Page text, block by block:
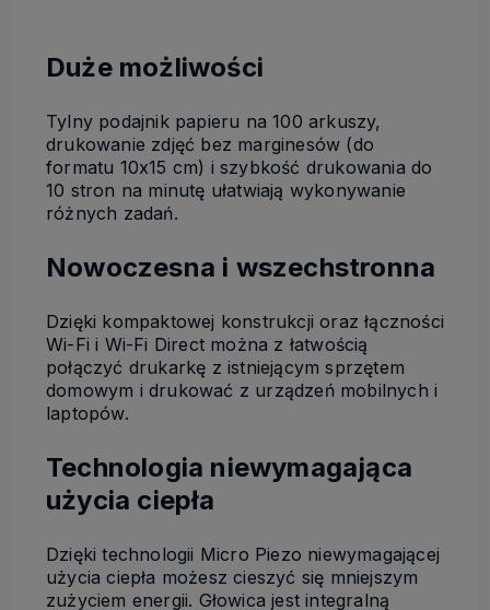
Duże możliwości
Tylny podajnik papieru na 100 arkuszy,
drukowanie zdjęć bez marginesów (do
formatu 10x15 cm) i szybkość drukowania do
10 stron na minutę ułatwiają wykonywanie
różnych zadań.
Nowoczesna i wszechstronna
Dzięki kompaktowej konstrukcji oraz łączności
Wi-Fi i Wi-Fi Direct można z łatwością
połączyć drukarkę z istniejącym sprzętem
domowym i drukować z urządzeń mobilnych i
laptopów.
Technologia niewymagająca
użycia ciepła
Dzięki technologii Micro Piezo niewymagającej
użycia ciepła możesz cieszyć się mniejszym
zużyciem energii. Głowica jest integralną